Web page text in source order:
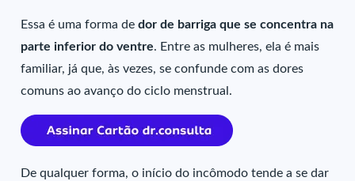
Essa é uma forma dedor de barriga que se concentra na
parte inferior do ventre. Entre as mulheres, ela é mais
familiar, já que, às vezes, se confunde com as dores
comuns ao avanço do ciclo menstrual.
De qualquer forma, o início do incômodo tende a se dar